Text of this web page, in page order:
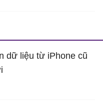
dữ liệu từ iPhone cũ